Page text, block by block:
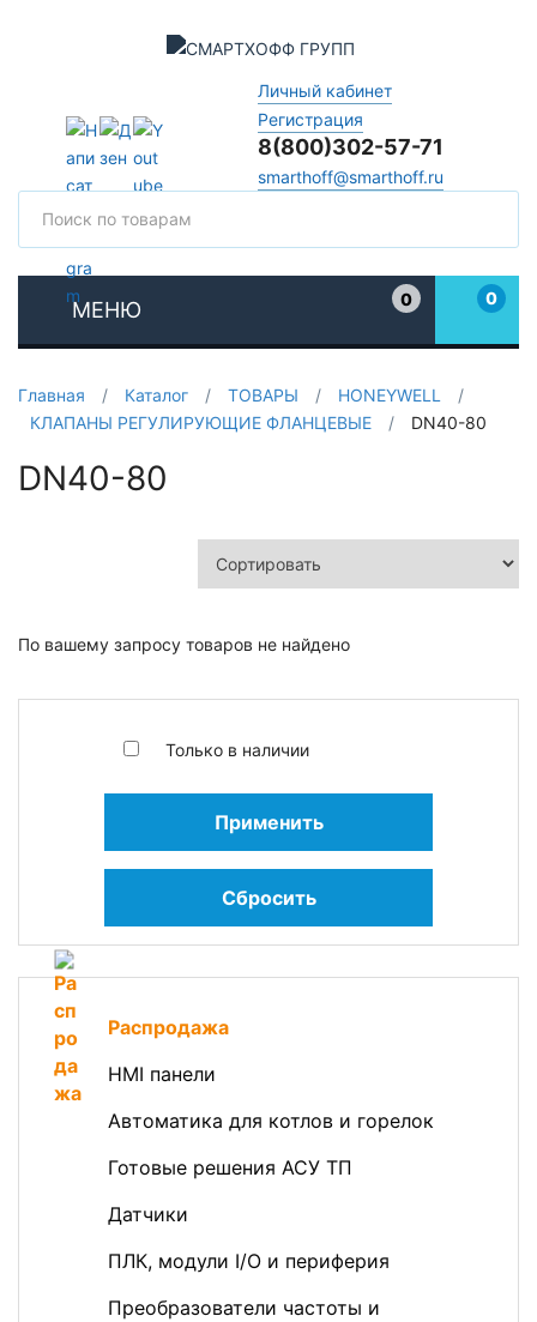
Личный кабинет
Регистрация
8(800)302-57-71
smarthoff@smarthoff.ru
МЕНЮ
0
0
Главная / Каталог / ТОВАРЫ / HONEYWELL
/
КЛАПАНЫ РЕГУЛИРУЮЩИЕ ФЛАНЦЕВЫЕ
/ DN40-80
Только в наличии
Применить
Сбросить
Распродажа
HMI панели
Автоматика для котлов и горелок
Готовые решения АСУ ТП
Датчики
ПЛК, модули I/O и периферия
Преобразователи частоты и
DN40-80
По вашему запросу товаров не найдено